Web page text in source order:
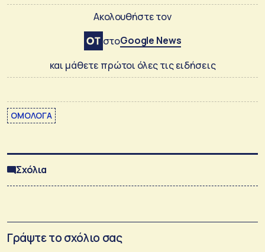
Ακολουθήστε τον
στοGoogle News
και μάθετε πρώτοι όλες τις ειδήσεις
ΟΜΟΛΟΓΑ
Σχόλια
Γράψτε το σχόλιο σας